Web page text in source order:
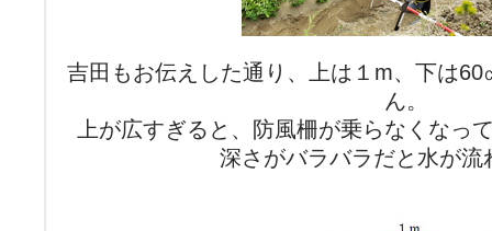
吉田もお伝えした通り、上は１m、下は
ん。
上が広すぎると、防風柵が乗らなくなっ
深さがバラバラだと水が流